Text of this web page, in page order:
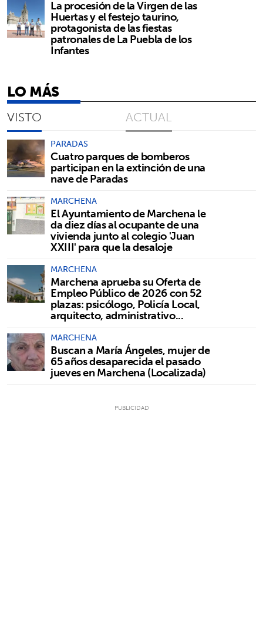
La procesión de la Virgen de las
Huertas y el festejo taurino,
protagonista de las fiestas
patronales de La Puebla de los
Infantes
LO MÁS
VISTO ACTUAL
PARADAS
Cuatro parques de bomberos
participan en la extinción de una
nave de Paradas
MARCHENA
El Ayuntamiento de Marchena le
da diez días al ocupante de una
vivienda junto al colegio 'Juan
XXIII' para que la desaloje
MARCHENA
Marchena aprueba su Oferta de
Empleo Público de 2026 con 52
plazas: psicólogo, Policía Local,
arquitecto, administrativo...
MARCHENA
Buscan a María Ángeles, mujer de
65 años desaparecida el pasado
jueves en Marchena (Localizada)